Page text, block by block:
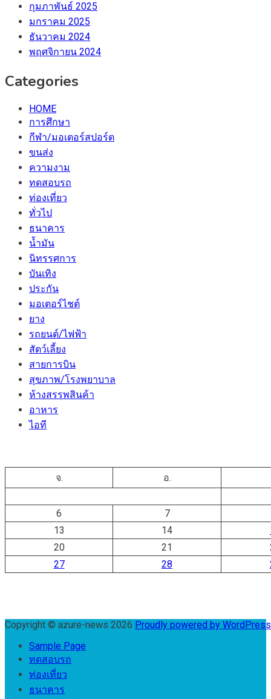
กุมภาพันธ์ 2025
มกราคม 2025
ธันวาคม 2024
พฤศจิกายน 2024
Categories
HOME
การศึกษา
กีฬา/มอเตอร์สปอร์ต
ขนส่ง
ความงาม
ทดสอบรถ
ท่องเที่ยว
ทั่วไป
ธนาคาร
น้ำมัน
นิทรรศการ
บันเทิง
ประกัน
มอเตอร์ไชต์
ยาง
รถยนต์/ไฟฟ้า
สัตว์เลี้ยง
สายการบิน
สุขภาพ/โรงพยาบาล
ห้างสรรพสินค้า
อาหาร
ไอที
จ. อ.
6
7
13
14
20
21
27
28
Copyright © azure-news 2026 Proudly powered by
Sample Page
ทดสอบรถ
ท่องเที่ยว
ธนาคาร